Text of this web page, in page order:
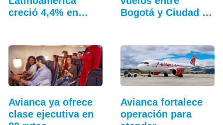
creció 4,4% en
Bogotá y Ciudad de
Avianca ya ofrece
clase ejecutiva en
Avianca fortalece
operación para